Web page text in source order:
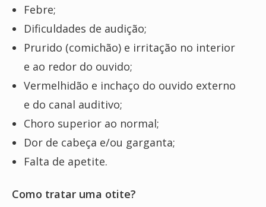
Febre;
Dificuldades de audição;
Prurido (comichão) e irritação no interior
e ao redor do ouvido;
Vermelhidão e inchaço do ouvido externo
e do canal auditivo;
Choro superior ao normal;
Dor de cabeça e/ou garganta;
Falta de apetite.
Como tratar uma otite?